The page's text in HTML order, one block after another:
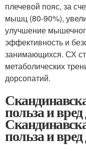
плечевой пояс, за
мышц (80-90%),
улучшение
эффективность и
занимающихся. СХ
метаболических
дорсопатий.
польза и
польза и